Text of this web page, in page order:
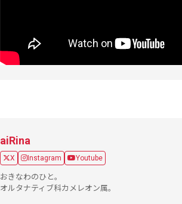
aiRina
X Instagram Youtube
おきなわのひと。
オルタナティブ科カメレオン属。